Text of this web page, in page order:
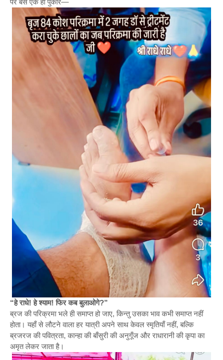
“हे राधे! हे श्याम! फिर कब बुलाओगे?”
ब्रज की परिक्रमा भले ही समाप्त हो जाए, किन्तु उसका भाव कभी समाप्त नहीं
होता। यहाँ से लौटने वाला हर यात्री अपने साथ केवल स्मृतियाँ नहीं, बल्कि
ब्रजरज की पवित्रता, कान्हा की बाँसुरी की अनुगूँज और राधारानी की कृपा का
अमृत लेकर जाता है।